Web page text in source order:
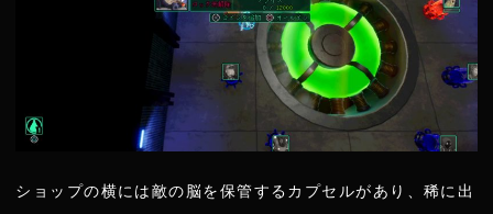
ショップの横には敵の脳を保管するカプセルがあり、稀に出